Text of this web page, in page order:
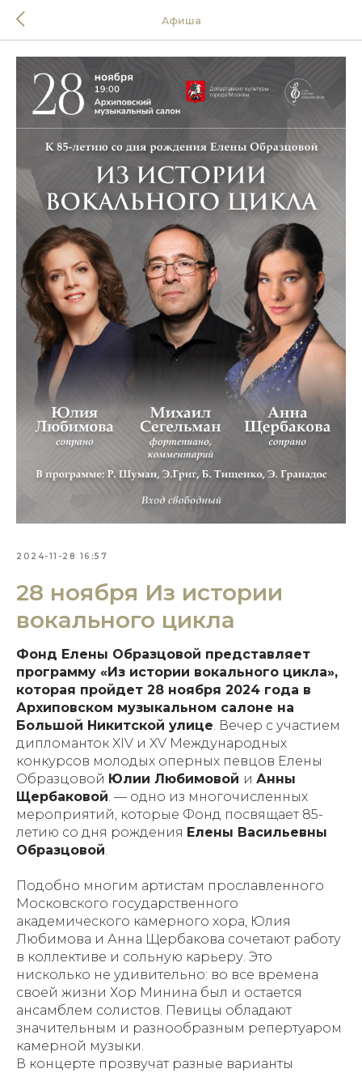
Афиша
2024-11-28 16:57
28 ноября Из истории
вокального цикла
Фонд Елены Образцовой представляет
программу «Из истории вокального цикла»,
которая пройдет 28 ноября 2024 года в
Архиповском музыкальном салоне на
Большой Никитской улице. Вечер с участием
дипломанток XIV и XV Международных
конкурсов молодых оперных певцов Елены
Образцовой Юлии Любимовой и Анны
Щербаковой. — одно из многочисленных
мероприятий, которые Фонд посвящает 85-
летию со дня рождения Елены Васильевны
Образцовой.
Подобно многим артистам прославленного
Московского государственного
академического камерного хора, Юлия
Любимова и Анна Щербакова сочетают работу
в коллективе и сольную карьеру. Это
нисколько не удивительно: во все времена
своей жизни Хор Минина был и остается
ансамблем солистов. Певицы обладают
значительным и разнообразным репертуаром
камерной музыки.
В концерте прозвучат разные варианты